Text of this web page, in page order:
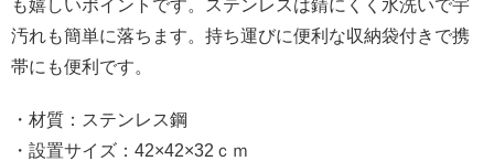
も嬉しいポイントです。ステンレスは錆にくく水洗いで宇
汚れも簡単に落ちます。持ち運びに便利な収納袋付きで携
帯にも便利です。
・材質：ステンレス鋼
・設置サイズ：42×42×32ｃｍ